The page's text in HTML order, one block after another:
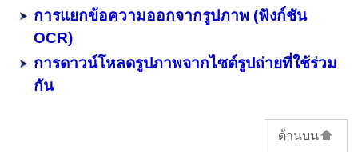
การแยกข้อความออกจากรูปภาพ (ฟังก์ชัน
OCR)
การดาวน์โหลดรูปภาพจากไซต์รูปถ่ายที่ใช้ร่วม
กัน
ด้านบน